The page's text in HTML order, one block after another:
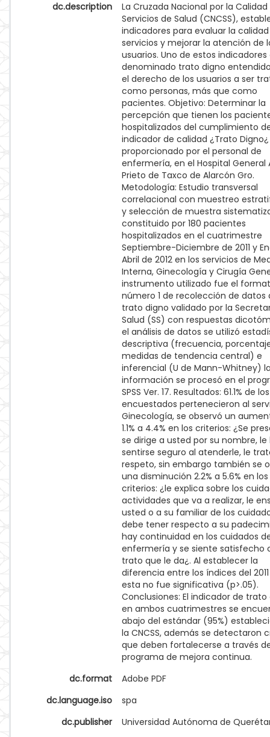
dc.description
La Cruzada Nacional por la Calidad
Servicios de Salud (CNCSS),
indicadores para evaluar la
servicios y mejorar la atención de
usuarios. Uno de estos indicadores
denominado trato digno
el derecho de los usuarios a ser
como personas, más que como
pacientes. Objetivo: Determinar la
percepción que tienen los
hospitalizados del cumplimiento
indicador de calidad ¿Trato Digno¿
proporcionado por el personal de
enfermería, en el Hospital General
Prieto de Taxco de Alarcón Gro.
Metodología: Estudio transversal
correlacional con muestreo
y selección de muestra
constituido por 180 pacientes
hospitalizados en el cuatrimestre
Septiembre-Diciembre de 2011 y
Abril de 2012 en los servicios de
Interna, Ginecología y Cirugía
instrumento utilizado fue el
número 1 de recolección de datos
trato digno validado por la
Salud (SS) con respuestas
el análisis de datos se utilizó
descriptiva (frecuencia,
medidas de tendencia central) e
inferencial (U de Mann-Whitney)
información se procesó en el
SPSS Ver. 17. Resultados: 61.1% de los
encuestados pertenecieron al
Ginecología, se observó un
1.1% a 4.4% en los criterios: ¿Se
se dirige a usted por su nombre,
sentirse seguro al atenderle, le
respeto, sin embargo también se
una disminución 2.2% a 5.6% en los
criterios: ¿le explica sobre los
actividades que va a realizar, le
usted o a su familiar de los
debe tener respecto a su
hay continuidad en los cuidados
enfermería y se siente satisfecho
trato que le da¿. Al establecer la
diferencia entre los índices del 2011
esta no fue significativa (p>.05).
Conclusiones: El indicador de trato
en ambos cuatrimestres se
abajo del estándar (95%)
la CNCSS, además se detectaron
que deben fortalecerse a través
programa de mejora continua.
dc.format
Adobe PDF
dc.language.iso
spa
dc.publisher
Universidad Autónoma de